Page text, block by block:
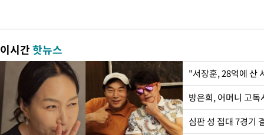
이시간핫뉴스
"서장훈, 28억에 산
방은희, 어머니 고
심판 성 접대 7경기